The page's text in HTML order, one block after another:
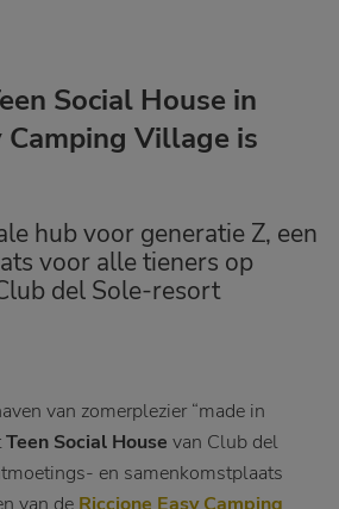
Social House in
Camping Village is
hub voor generatie Z, een
voor alle tieners op
del Sole-resort
van zomerplezier “made in
Teen Social House van Club del
en samenkomstplaats